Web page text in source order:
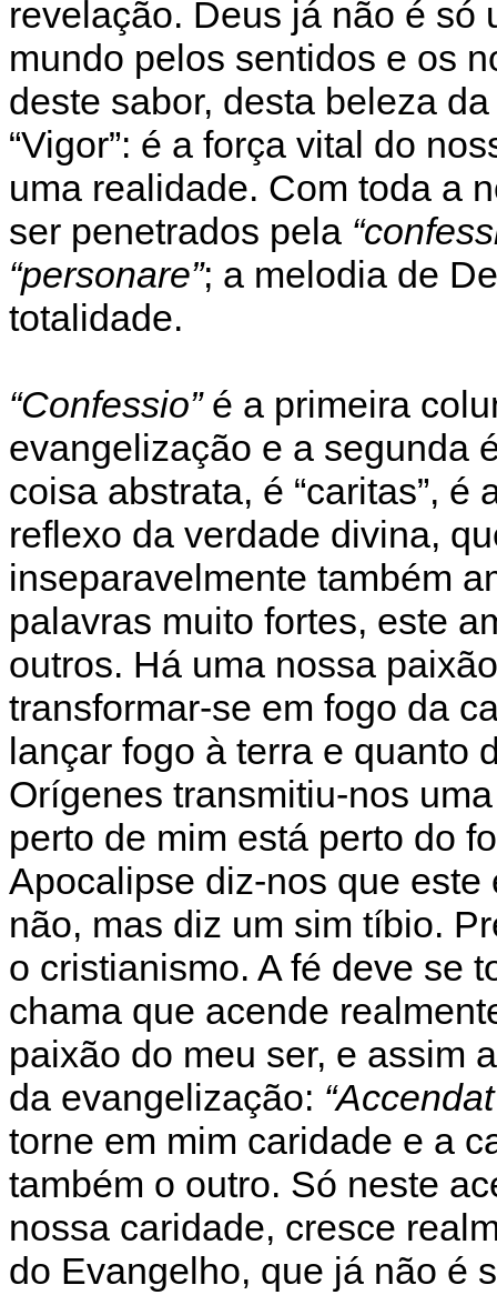
revelação. Deus já não é só
mundo pelos sentidos e os
deste sabor, desta beleza
“Vigor”: é a força vital do
uma realidade. Com toda a
ser penetrados pela
“personare”; a melodia de
totalidade.
“Confessio”é a primeira
evangelização e a segunda
coisa abstrata, é “caritas”,
reflexo da verdade divina,
inseparavelmente também
palavras muito fortes, este
outros. Há uma nossa
transformar-se em fogo da
lançar fogo à terra e quanto
Orígenes transmitiu-nos
perto de mim está perto do
Apocalipse diz-nos que
não, mas diz um sim tíbio.
o cristianismo. A fé deve se
chama que acende
paixão do meu ser, e assim
da evangelização:
torne em mim caridade e a
também o outro. Só neste
nossa caridade, cresce
do Evangelho, que já não é